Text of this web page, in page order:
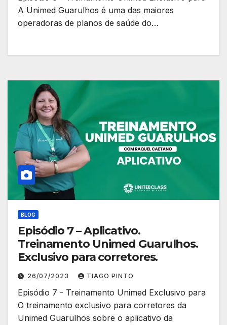
A Unimed Guarulhos é uma das maiores
operadoras de planos de saúde do…
BLOG
Episódio 7 – Aplicativo.
Treinamento Unimed Guarulhos.
Exclusivo para corretores.
26/07/2023 TIAGO PINTO
Episódio 7 - Treinamento Unimed Exclusivo para
O treinamento exclusivo para corretores da
Unimed Guarulhos sobre o aplicativo da